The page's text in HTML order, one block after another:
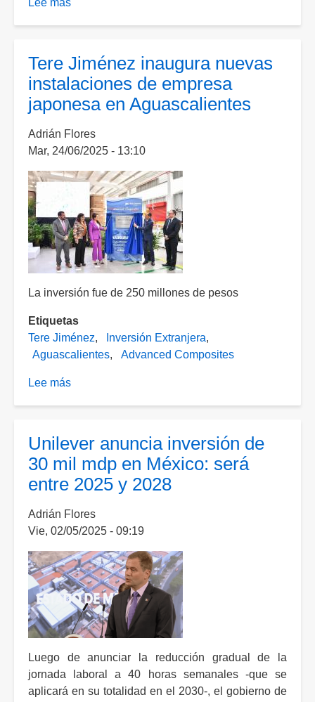
Lee más
aranceles
pudieron
con
la
mexicana":
Sheinbaum
Tere Jiménez inaugura nuevas
instalaciones de empresa
japonesa en Aguascalientes
Adrián Flores
Mar, 24/06/2025 - 13:10
La inversión fue de 250 millones de pesos
Etiquetas
Tere Jiménez
Inversión Extranjera
Aguascalientes
Advanced Composites
Lee más
nuevas
instalaciones
de
japonesa
en
Aguascalientes
Unilever anuncia inversión de
30 mil mdp en México: será
entre 2025 y 2028
Adrián Flores
Vie, 02/05/2025 - 09:19
Luego de anunciar la reducción gradual de la
jornada laboral a 40 horas semanales -que se
aplicará en su totalidad en el 2030-, el gobierno de